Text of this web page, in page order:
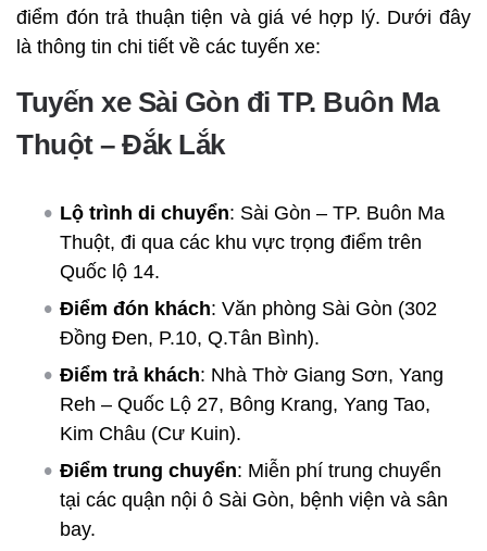
điểm đón trả thuận tiện và giá vé hợp lý. Dưới đây
là thông tin chi tiết về các tuyến xe:
Tuyến xe Sài Gòn đi TP. Buôn Ma
Thuột – Đắk Lắk
Lộ trình di chuyển: Sài Gòn – TP. Buôn Ma
Thuột, đi qua các khu vực trọng điểm trên
Quốc lộ 14.
Điểm đón khách: Văn phòng Sài Gòn (302
Đồng Đen, P.10, Q.Tân Bình).
Điểm trả khách: Nhà Thờ Giang Sơn, Yang
Reh – Quốc Lộ 27, Bông Krang, Yang Tao,
Kim Châu (Cư Kuin).
Điểm trung chuyển: Miễn phí trung chuyển
tại các quận nội ô Sài Gòn, bệnh viện và sân
bay.